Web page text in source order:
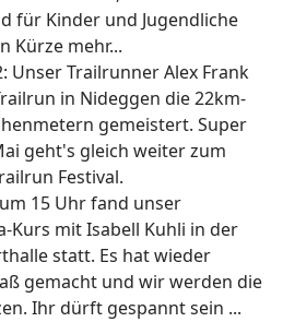
für Kinder und Jugendliche
Kürze mehr...
Unser Trailrunner Alex Frank
in Nideggen die 22km-
gemeistert. Super
geht's gleich weiter zum
Festival.
15 Uhr fand unser
Kurs mit Isabell Kuhli in der
statt. Es hat wieder
gemacht und wir werden die
Ihr dürft gespannt sein ...